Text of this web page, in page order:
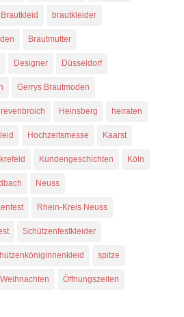
Brautkleid brautkleider
Brautmutter
Designer Düsseldorf
Gerrys Brautmoden
Heinsberg heiraten
Hochzeitsmesse Kaarst
krefeld Kundengeschichten Köln
Neuss
Rhein-Kreis Neuss
Schützenfestkleider
spitze
Weihnachten Öffnungszeiten